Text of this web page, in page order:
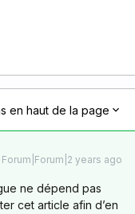
en haut de la page
Forum|Forum|2 years ago
ne dépend pas
cet article afin d’en